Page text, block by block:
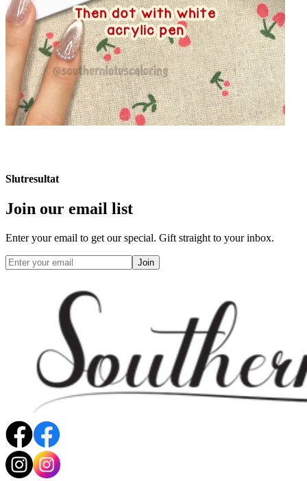
Slutresultat
Join our email list
Enter your email to get our special. Gift straight to your inbox.
Join